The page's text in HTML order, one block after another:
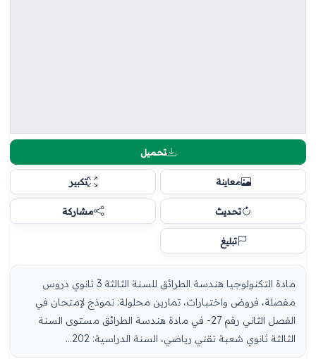
تحميل
معاينة تكبير
تحديث مشاركة
تبليغ
مادة التكنولوجيا هندسة الطرائق للسنة الثالثة 3 ثانوي دروس
مفصلة، فروض واختبارات، تمارين محلولة: نموذج لإمتحان في
الفصل الثاني رقم 27- في مادة هندسة الطرائق مستوى السنة
الثالثة ثانوي شعبة تقني رياضي، السنة الدراسية: 202...